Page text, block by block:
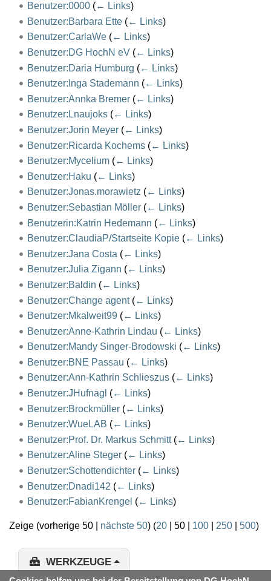
Benutzer:0000 (← Links)
Benutzer:Barbara Ette (← Links)
Benutzer:CarlaWe (← Links)
Benutzer:DG HochN eV (← Links)
Benutzer:Daria Humburg (← Links)
Benutzer:Inga Stademann (← Links)
Benutzer:Annka Bremer (← Links)
Benutzer:Lnaujoks (← Links)
Benutzer:Jorin Meyer (← Links)
Benutzer:Ricarda Kochems (← Links)
Benutzer:Mycelium (← Links)
Benutzer:Haku (← Links)
Benutzer:Jonas.morawietz (← Links)
Benutzer:Sebastian Möller (← Links)
Benutzerin:Katrin Hedemann (← Links)
Benutzer:ClaudiaP/Startseite Kopie (← Links)
Benutzer:Jana Costa (← Links)
Benutzer:Julia Zigann (← Links)
Benutzer:Baldin (← Links)
Benutzer:Change agent (← Links)
Benutzer:Mkalweit99 (← Links)
Benutzer:Anne-Kathrin Lindau (← Links)
Benutzer:Mandy Singer-Brodowski (← Links)
Benutzer:BNE Passau (← Links)
Benutzer:Ann-Kathrin Schlieszus (← Links)
Benutzer:JHufnagl (← Links)
Benutzer:Brockmüller (← Links)
Benutzer:WueLAB (← Links)
Benutzer:Prof. Dr. Markus Schmitt (← Links)
Benutzer:Aline Steger (← Links)
Benutzer:Schottendichter (← Links)
Benutzer:Dnadi142 (← Links)
Benutzer:FabianKrengel (← Links)
Zeige (vorherige 50 nächste 50) (20 50 100 250 500)
WERKZEUGE